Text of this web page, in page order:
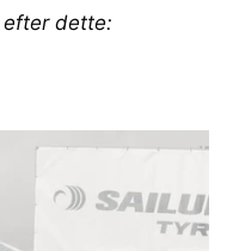
dette: